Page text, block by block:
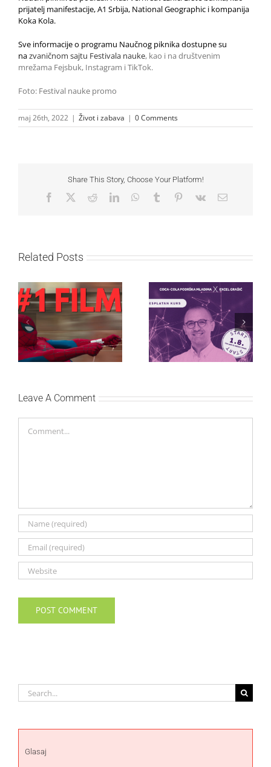
prijatelj manifestacije, A1 Srbija, National Geographic i kompanija
Koka Kola.
Sve informacije o programu Naučnog piknika dostupne su
nazvaničnom sajtu Festivala nauke, kao i na društvenim
mrežama Fejsbuk, Instagram i TikTok.
Foto: Festival nauke promo
maj 26th, 2022 | Život i zabava | 0 Comments
Share This Story, Choose Your Platform!
Facebook RedditLinkedInWhatsApp
Tumblr Pinterest
Vk Email
Related Posts
Najuspešnije otvaranje
studijskog filma u Srbiji:
Spajdermen: Novi dan
oborio rekord već prvog
vikenda
Priključi se besplatnoj
regionalnoj AI edukaciji
i nauči kako da
veštačku inteligenciju
primeniš u praksi
Leave A Comment
Search
for:
Glasaj